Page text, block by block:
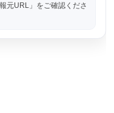
元URL」をご確認くださ